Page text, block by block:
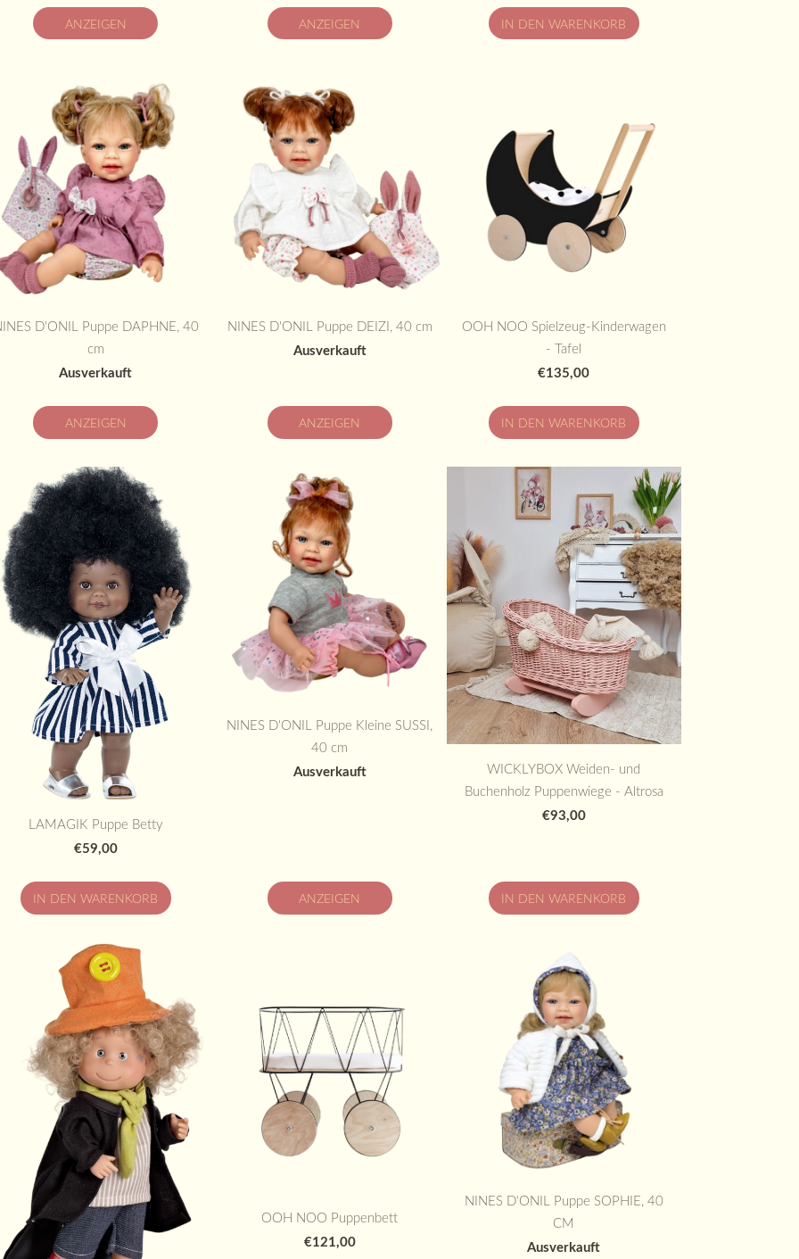
ANZEIGEN ANZEIGEN IN DEN WARENKORB
D'ONIL Puppe DAPHNE, 40
cm
Ausverkauft
ANZEIGEN
NINES D'ONIL Puppe DEIZI, 40 cm
Ausverkauft
ANZEIGEN
OOH NOO Spielzeug-Kinderwagen
- Tafel
€135,00
IN DEN WARENKORB
LAMAGIK Puppe Betty
€59,00
IN DEN WARENKORB
NINES D'ONIL Puppe Kleine SUSSI,
40 cm
Ausverkauft
ANZEIGEN
WICKLYBOX Weiden- und
Buchenholz Puppenwiege - Altrosa
€93,00
IN DEN WARENKORB
OOH NOO Puppenbett
€121,00
NINES D'ONIL Puppe SOPHIE, 40
CM
Ausverkauft